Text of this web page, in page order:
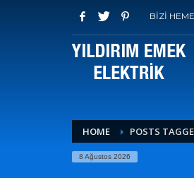
BİZİ
HOME POSTS
8 Ağustos 2026